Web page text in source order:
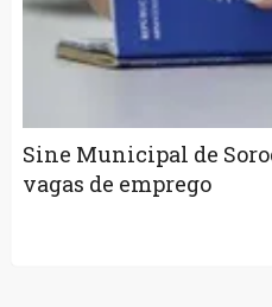
Sine Municipal de
vagas de emprego